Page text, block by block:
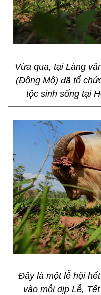
Vừa qua, tại Làng
(Đồng Mô) đã tổ
tộc sinh sống tại
Đây là một lễ hội
vào mỗi dịp Lễ,